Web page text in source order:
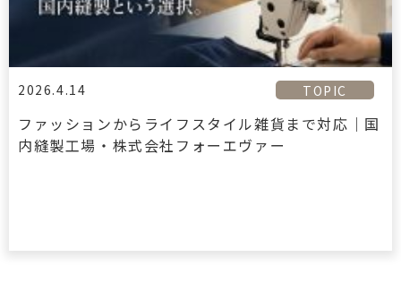
2026.4.14 TOPIC
ファッションからライフスタイル雑貨まで対応｜国
内縫製工場・株式会社フォーエヴァー